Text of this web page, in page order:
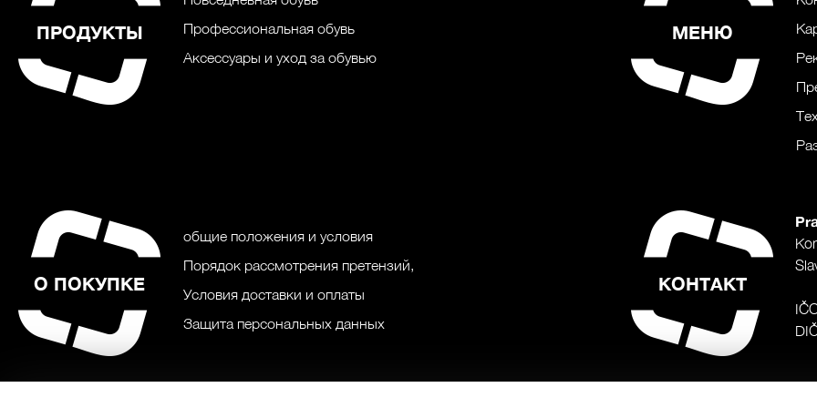
ПРОДУКТЫ
Профессиональная обувь
Аксессуары и уход за обувью
МЕНЮ
О ПОКУПКЕ
общие положения и условия
Порядок рассмотрения претензий,
Условия доставки и оплаты
Защита персональных данных
КОНТАКТ